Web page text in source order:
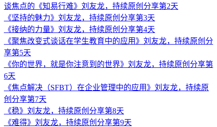
谈焦点的《知易行难》刘友龙，持续原创分享第2天
《坚持的魅力》刘友龙，持续原创分享第3天
《接纳的力量》刘友龙，持续原创分享第4天
《聚焦改变式谈话在学生教育中的应用》刘友龙，持续原创分
享第5天
《你的世界，就是你注意到的世界》刘友龙，持续原创分享第
6天
《焦点解决（SFBT）在企业管理中的应用》刘友龙，持续原
创分享第7天
《稳》刘友龙，持续原创分享第8天
《难得》刘友龙，持续原创分享第9天